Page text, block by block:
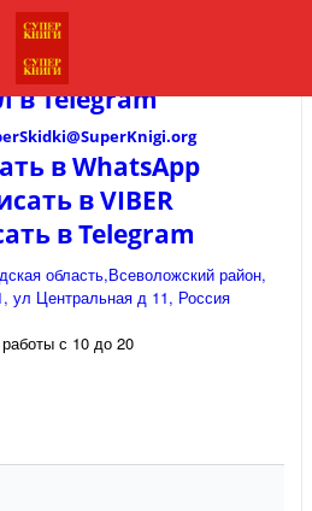
вTelegram
org
в WhatsApp
в VIBER
в Telegram
область,Всеволожский район,
ул Центральная д 11, Россия
с 10 до 20